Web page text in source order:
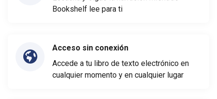
Bookshelf lee para ti
Acceso sin conexión
Accede a tu libro de texto electrónico en
cualquier momento y en cualquier lugar